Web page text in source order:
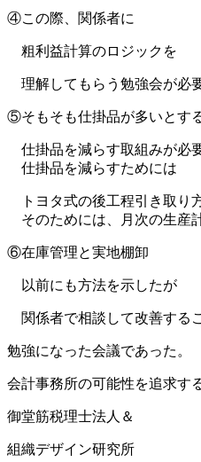
④この際、関係者に
粗利益計算のロジックを
理解してもらう勉強会が必要
⑤そもそも仕掛品が多いとす
仕掛品を減らす取組みが必要
仕掛品を減らすためには
トヨタ式の後工程引き取り
そのためには、月次の生産
⑥在庫管理と実地棚卸
以前にも方法を示したが
関係者で相談して改善する
勉強になった会議であった。
会計事務所の可能性を追求す
御堂筋税理士法人＆
組織デザイン研究所